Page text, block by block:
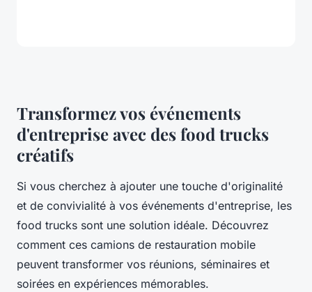
Transformez vos événements
d'entreprise avec des food trucks
créatifs
Si vous cherchez à ajouter une touche d'originalité
et de convivialité à vos événements d'entreprise, les
food trucks sont une solution idéale. Découvrez
comment ces camions de restauration mobile
peuvent transformer vos réunions, séminaires et
soirées en expériences mémorables.